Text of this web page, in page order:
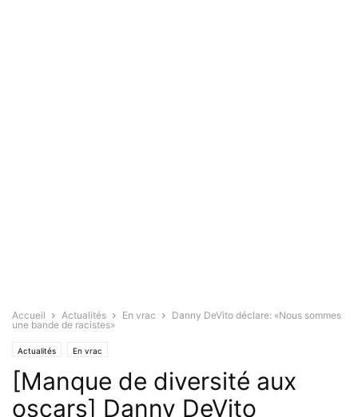
Accueil Actualités En vrac
Danny DeVito déclare: «Nous sommes
une bande de racistes»
Actualités En vrac
[Manque de diversité aux
oscars] Danny DeVito